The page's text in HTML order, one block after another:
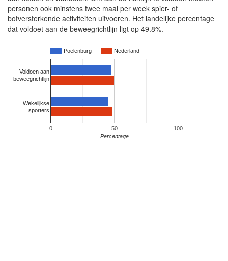
personen ook minstens twee maal per week spier- of
botversterkende activiteiten uitvoeren. Het landelijke percentage
dat voldoet aan de beweegrichtlijn ligt op 49.8%.
Poelenburg Nederland
0 50 100
Voldoen aan
beweegrichtlijn
Wekelijkse
sporters
Percentage